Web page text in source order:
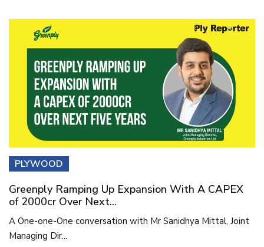
PLYWOOD
Greenply Ramping Up Expansion With A CAPEX
of 2000cr Over Next...
A One-one-One conversation with Mr Sanidhya Mittal, Joint
Managing Dir...